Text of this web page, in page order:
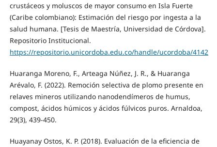
crustáceos y moluscos de mayor consumo en Isla Fuerte
(Caribe colombiano): Estimación del riesgo por ingesta a la
salud humana. [Tesis de Maestría, Universidad de Córdova].
Repositorio Institucional.
https://repositorio.unicordoba.edu.co/handle/ucordoba/4142
Huaranga Moreno, F., Arteaga Núñez, J. R., & Huaranga
Arévalo, F. (2022). Remoción selectiva de plomo presente en
relaves mineros utilizando nanodendímeros de humus,
compost, ácidos húmicos y ácidos fúlvicos puros. Arnaldoa,
29(3), 439-450.
Huayanay Ostos, K. P. (2018). Evaluación de la eficiencia de